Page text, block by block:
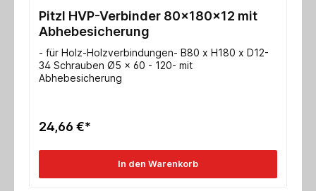
Pitzl HVP-Verbinder 80x180x12 mit
Abhebesicherung
- für Holz-Holzverbindungen- B80 x H180 x D12-
34 Schrauben Ø5 x 60 - 120- mit
Abhebesicherung
24,66 €*
In den Warenkorb